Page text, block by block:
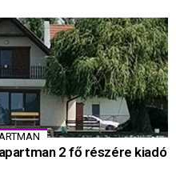
2 fő részére kiadó